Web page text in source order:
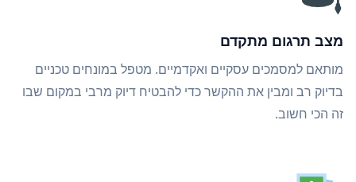
מצב תרגום מתקדם
מותאם למסמכים עסקיים ואקדמיים. מטפל במונחים טכניים
בדיוק רב ומבין את ההקשר כדי להבטיח דיוק מרבי במקום שבו
זה הכי חשוב.